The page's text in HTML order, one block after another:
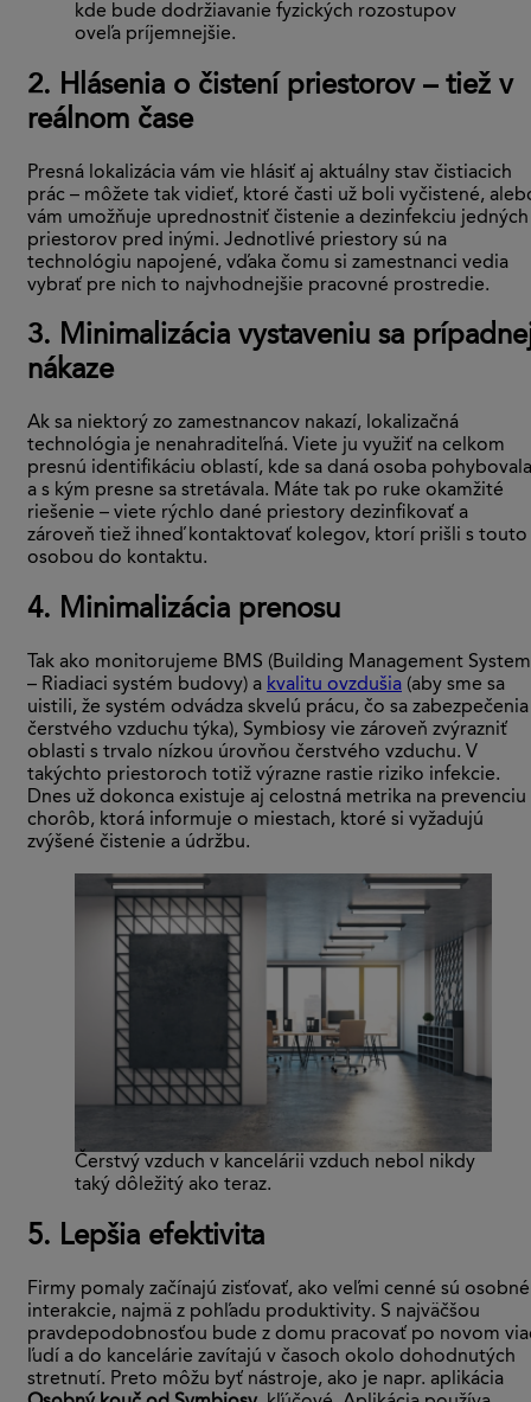
kde bude dodržiavanie fyzických rozostupov
oveľa príjemnejšie.
2. Hlásenia o čistení priestorov – tiež v
reálnom čase
Presná lokalizácia vám vie hlásiť aj aktuálny stav čistiacich
prác – môžete tak vidieť, ktoré časti už boli vyčistené,
vám umožňuje uprednostniť čistenie a dezinfekciu jedných
priestorov pred inými. Jednotlivé priestory sú na
technológiu napojené, vďaka čomu si zamestnanci vedia
vybrať pre nich to najvhodnejšie pracovné prostredie.
3. Minimalizácia vystaveniu sa
nákaze
Ak sa niektorý zo zamestnancov nakazí, lokalizačná
technológia je nenahraditeľná. Viete ju využiť na celkom
presnú identifikáciu oblastí, kde sa daná osoba
a s kým presne sa stretávala. Máte tak po ruke okamžité
riešenie – viete rýchlo dané priestory dezinfikovať a
zároveň tiež ihneď kontaktovať kolegov, ktorí prišli s touto
osobou do kontaktu.
4. Minimalizácia prenosu
Tak ako monitorujeme BMS (Building Management System
– Riadiaci systém budovy) a kvalitu ovzdušia (aby sme sa
uistili, že systém odvádza skvelú prácu, čo sa zabezpečenia
čerstvého vzduchu týka), Symbiosy vie zároveň zvýrazniť
oblasti s trvalo nízkou úrovňou čerstvého vzduchu. V
takýchto priestoroch totiž výrazne rastie riziko infekcie.
Dnes už dokonca existuje aj celostná metrika na prevenciu
chorôb, ktorá informuje o miestach, ktoré si vyžadujú
zvýšené čistenie a údržbu.
Čerstvý vzduch v kancelárii vzduch nebol nikdy
taký dôležitý ako teraz.
5. Lepšia efektivita
Firmy pomaly začínajú zisťovať, ako veľmi cenné sú osobné
interakcie, najmä z pohľadu produktivity. S najväčšou
pravdepodobnosťou bude z domu pracovať po novom
ľudí a do kancelárie zavítajú v časoch okolo dohodnutých
stretnutí. Preto môžu byť nástroje, ako je napr. aplikácia